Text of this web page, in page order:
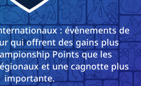
: évènements de
qui offrent des gains plus
Points que les
et une cagnotte plus
importante.